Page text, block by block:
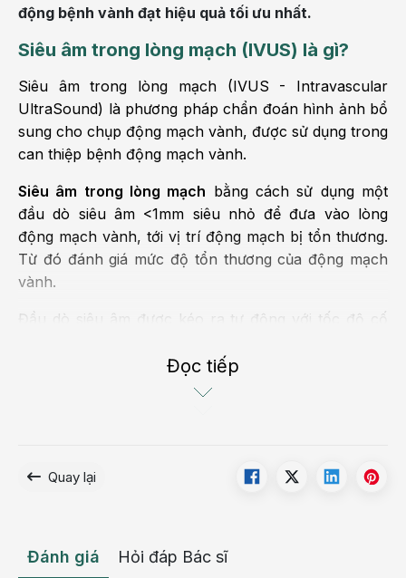
động bệnh vành đạt hiệu quả tối ưu nhất.
Siêu âm trong lòng mạch (IVUS) là gì?
Siêu âm trong lòng mạch (IVUS - Intravascular
UltraSound) là phương pháp chẩn đoán hình ảnh bổ
sung cho chụp động mạch vành, được sử dụng trong
can thiệp bệnh động mạch vành.
Siêu âm trong lòng mạch bằng cách sử dụng một
đầu dò siêu âm <1mm siêu nhỏ để đưa vào lòng
động mạch vành, tới vị trí động mạch bị tổn thương.
Từ đó đánh giá mức độ tổn thương của động mạch
vành.
Đầu dò siêu âm được kéo ra tự động với tốc độ cố
tạo thành mạch và lòng mạch theo không gian 3
hiệu quả hơn.
Đọc tiếp
Quay lại
Đánh giá Hỏi đáp Bác sĩ